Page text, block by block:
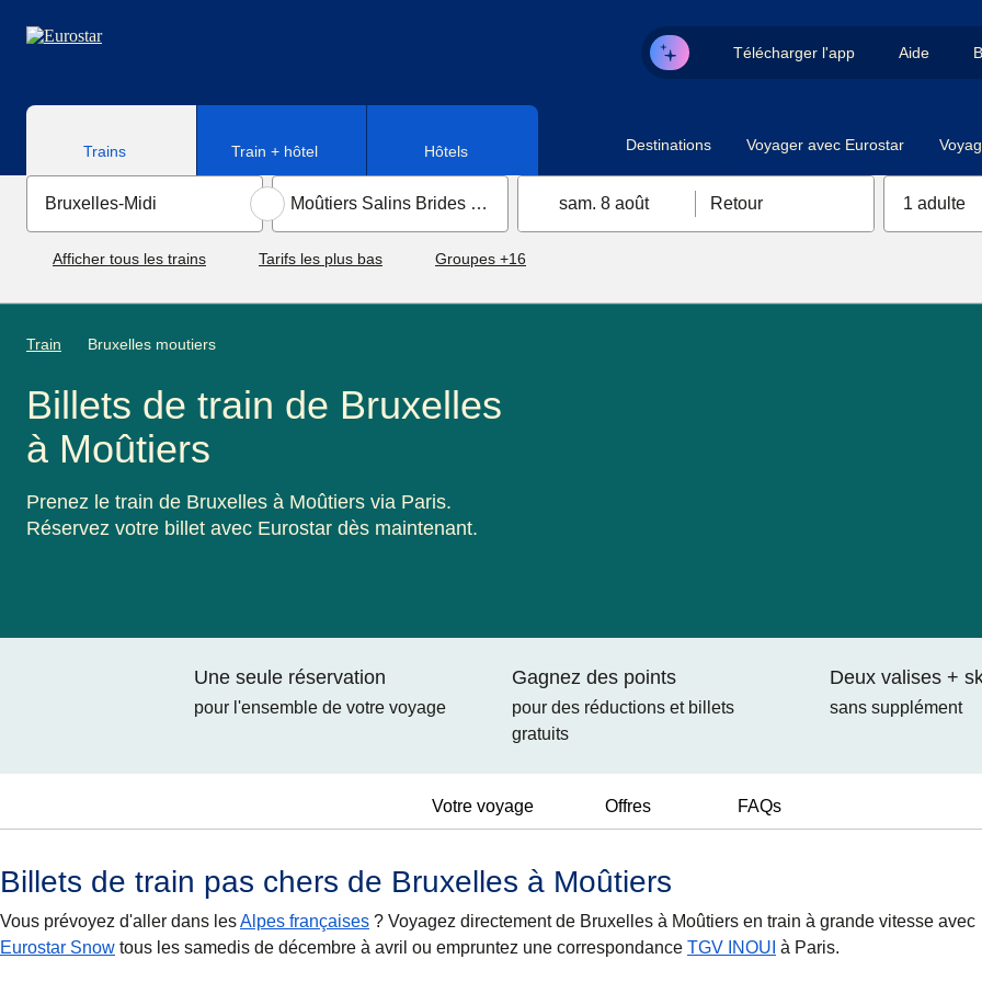
Télécharger l'app Aide
Trains Train + hôtel Hôtels Destinations Voyager avec Eurostar
sam. 8 août Retour 1 adulte
Afficher tous les trains Tarifs les plus bas Groupes +16
Train Bruxelles moutiers
Billets de train de Bruxelles
à Moûtiers
Prenez le train de Bruxelles à Moûtiers via Paris.
Réservez votre billet avec Eurostar dès maintenant.
Une seule réservation
pour l'ensemble de votre voyage
Gagnez des points
pour des réductions et billets
gratuits
Deux valises +
sans supplément
Votre voyage Offres FAQs
Billets de train pas chers de Bruxelles à Moûtiers
Vous prévoyez d'aller dans lesAlpes françaises ? Voyagez directement de Bruxelles à Moûtiers en train à grande vitesse avec
Eurostar Snow tous les samedis de décembre à avril ou empruntez une correspondance TGV INOUI à Paris.